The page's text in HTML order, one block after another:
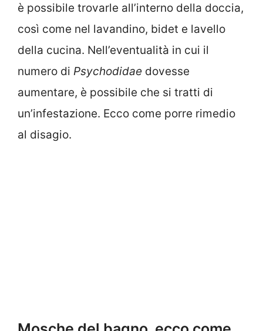
è possibile trovarle all’interno della doccia,
così come nel lavandino, bidet e lavello
della cucina. Nell’eventualità in cui il
numero di Psychodidae dovesse
aumentare, è possibile che si tratti di
un’infestazione. Ecco come porre rimedio
al disagio.